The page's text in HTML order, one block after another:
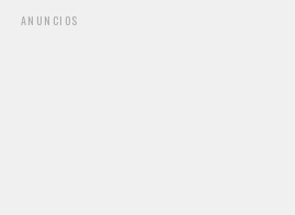
ANUNCIOS